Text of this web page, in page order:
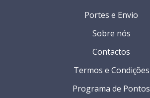
Portes e Envio
Sobre nós
Contactos
Termos e Condições
Programa de Pontos